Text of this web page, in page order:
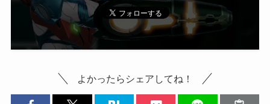
よかったらシェアしてね！